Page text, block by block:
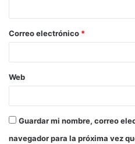
Correo electrónico *
Web
Guardar mi nombre, correo
navegador para la próxima vez